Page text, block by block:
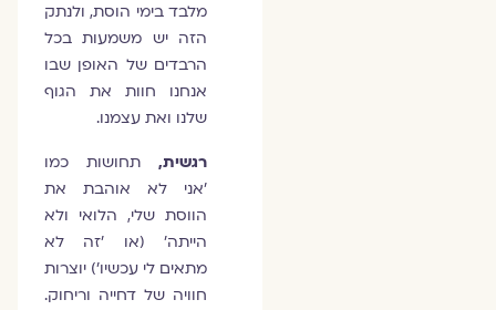
מלבד בימי הוסת, ולנתק
הזה יש משמעות בכל
הרבדים של האופן שבו
אנחנו חוות את הגוף
שלנו ואת עצמנו.
רגשית,
תחושות כמו
'אני לא אוהבת את
הווסת שלי, הלואי ולא
הייתה' (או 'זה לא
מתאים לי עכשיו') יוצרות
חוויה של דחייה וריחוק.